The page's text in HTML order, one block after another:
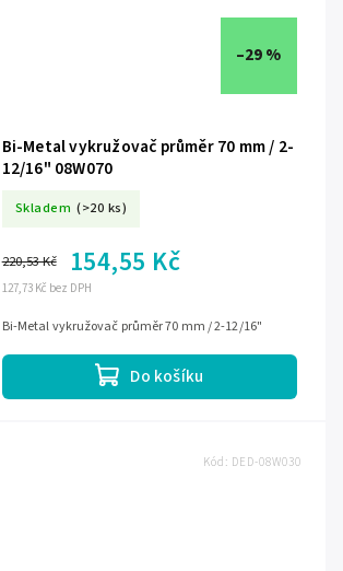
–29 %
Bi-Metal vykružovač průměr 70 mm / 2-
12/16" 08W070
Skladem (>20 ks)
127,73 Kč bez DPH
220,53 Kč 154,55 Kč
Do košíku
Bi-Metal vykružovač průměr 70 mm / 2-12/16"
Kód: DED-08W030